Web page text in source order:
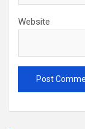
Website